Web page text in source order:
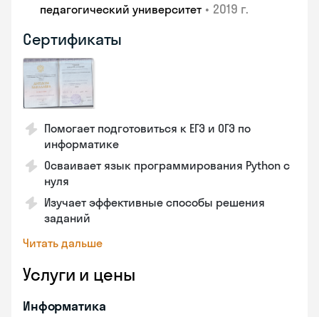
педагогический университет • 2019 г.
Сертификаты
Помогает подготовиться к ЕГЭ и ОГЭ по
информатике
Осваивает язык программирования Python с
нуля
Изучает эффективные способы решения
заданий
Читать дальше
Услуги и цены
Информатика